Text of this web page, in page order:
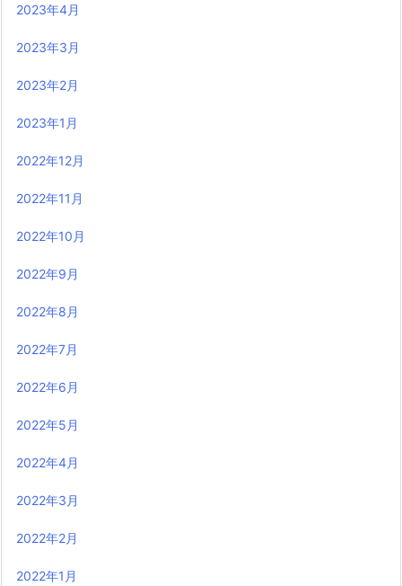
2023年4月
2023年3月
2023年2月
2023年1月
2022年12月
2022年11月
2022年10月
2022年9月
2022年8月
2022年7月
2022年6月
2022年5月
2022年4月
2022年3月
2022年2月
2022年1月